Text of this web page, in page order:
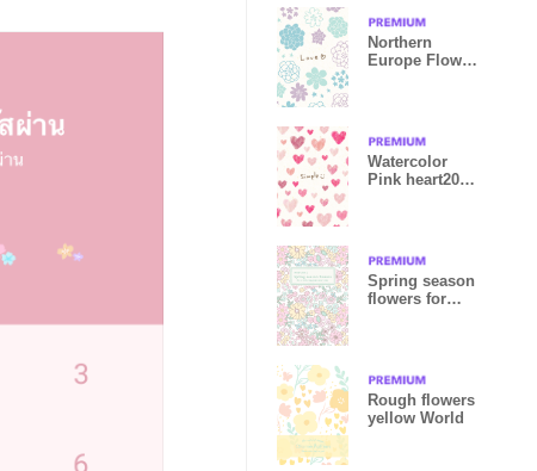
Northern
Europe Flower
Watercolor
Pink heart20
Spring season
flowers for
Rough flowers
yellow World